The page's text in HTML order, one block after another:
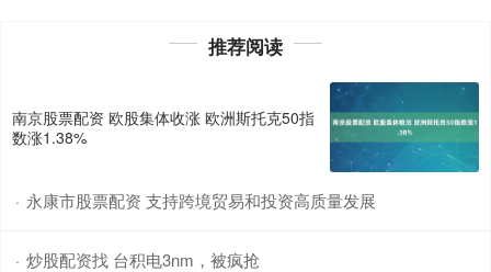
推荐阅读
南京股票配资 欧股集体收涨 欧洲斯托克50指
数涨1.38%
· 永康市股票配资 支持跨境贸易和投资高质量发展
· 炒股配资找 台积电3nm，被疯抢